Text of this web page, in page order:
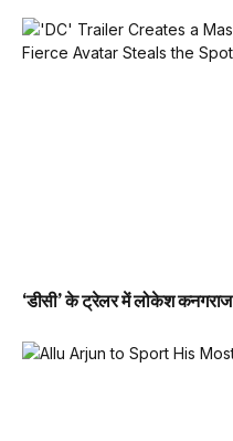
‘डीसी’ के ट्रेलर में लोकेश